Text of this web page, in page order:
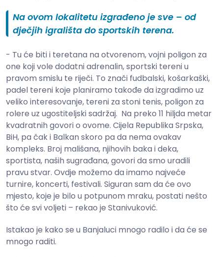
Na ovom lokalitetu izgrađeno je sve – od
dječjih igrališta do sportskih terena.
- Tu će biti i teretana na otvorenom, vojni poligon za
one koji vole dodatni adrenalin, sportski tereni u
pravom smislu te riječi. To znači fudbalski, košarkaški,
padel tereni koje planiramo takođe da izgradimo uz
veliko interesovanje, tereni za stoni tenis, poligon za
rolere uz ugostiteljski sadržaj. Na preko 11 hiljda metar
kvadratnih govori o ovome. Cijela Republika Srpska,
BiH, pa čak i Balkan skoro pa da nema ovakav
kompleks. Broj mališana, njihovih baka i deka,
sportista, naših sugrađana, govori da smo uradili
pravu stvar. Ovdje možemo da imamo najveće
turnire, koncerti, festivali. Siguran sam da će ovo
mjesto, koje je bilo u potpunom mraku, postati nešto
što će svi voljeti – rekao je Stanivuković.
Istakao je kako se u Banjaluci mnogo radilo i da će se
mnogo raditi.